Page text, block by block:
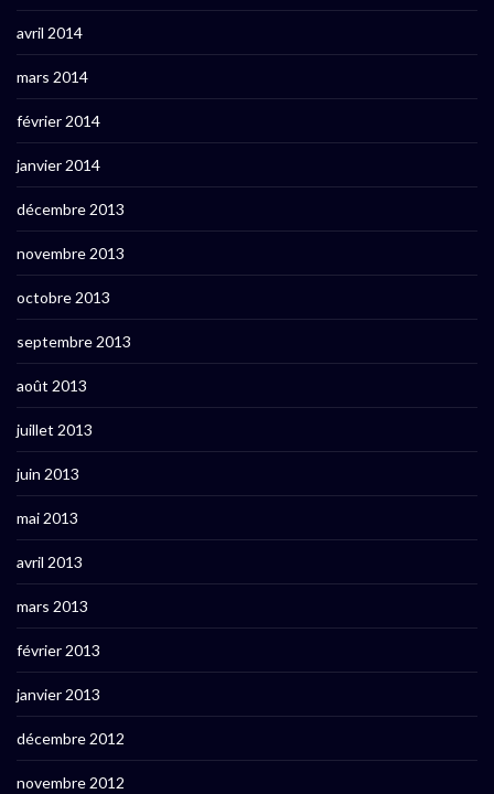
avril 2014
mars 2014
février 2014
janvier 2014
décembre 2013
novembre 2013
octobre 2013
septembre 2013
août 2013
juillet 2013
juin 2013
mai 2013
avril 2013
mars 2013
février 2013
janvier 2013
décembre 2012
novembre 2012